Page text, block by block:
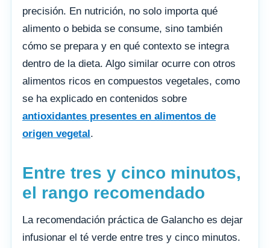
precisión. En nutrición, no solo importa qué
alimento o bebida se consume, sino también
cómo se prepara y en qué contexto se integra
dentro de la dieta. Algo similar ocurre con otros
alimentos ricos en compuestos vegetales, como
se ha explicado en contenidos sobre
antioxidantes presentes en alimentos de
origen vegetal.
Entre tres y cinco minutos,
el rango recomendado
La recomendación práctica de Galancho es dejar
infusionar el té verde entre tres y cinco minutos.